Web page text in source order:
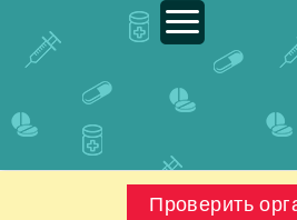
Проверить